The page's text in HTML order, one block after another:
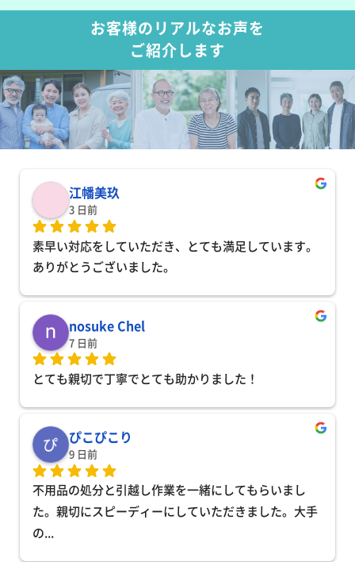
お客様のリアルなお声を
ご紹介します
江幡美玖
3 日前
素早い対応をしていただき、とても満足しています。
ありがとうございました。
nosuke Chel
7 日前
とても親切で丁寧でとても助かりました！
ぴこぴこり
9 日前
不用品の処分と引越し作業を一緒にしてもらいまし
た。親切にスピーディーにしていただきました。大手
の...